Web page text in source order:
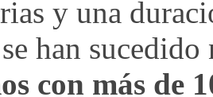
y una
han
con más de